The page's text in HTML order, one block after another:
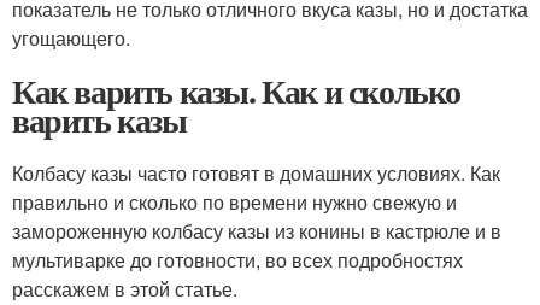
показатель не только отличного вкуса казы, но и достатка
угощающего.
Как варить казы. Как и сколько
варить казы
Колбасу казы часто готовят в домашних условиях. Как
правильно и сколько по времени нужно свежую и
замороженную колбасу казы из конины в кастрюле и в
мультиварке до готовности, во всех подробностях
расскажем в этой статье.